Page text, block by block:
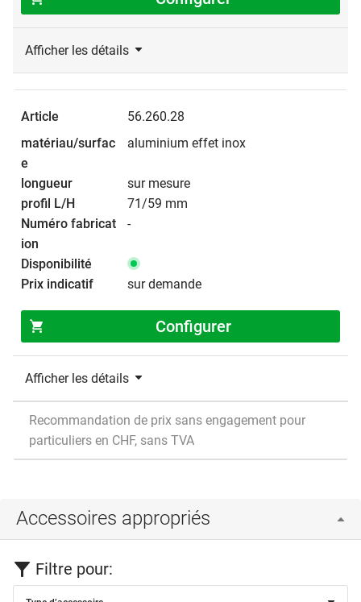
Afficher les détails
56.260.28
aluminium effet inox
sur mesure
71/59 mm
-
sur demande
Configurer
Afficher les détails
Recommandation de prix sans engagement pour
particuliers en CHF, sans TVA
Accessoires appropriés
Filtre pour: